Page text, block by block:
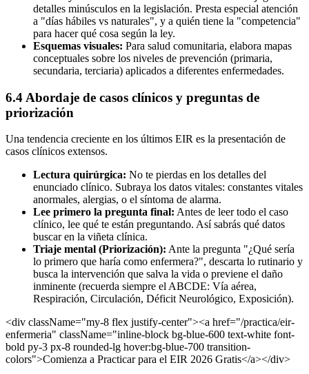
detalles minúsculos en la legislación. Presta especial atención
a "días hábiles vs naturales", y a quién tiene la "competencia"
para hacer qué cosa según la ley.
Esquemas visuales: Para salud comunitaria, elabora mapas
conceptuales sobre los niveles de prevención (primaria,
secundaria, terciaria) aplicados a diferentes enfermedades.
6.4 Abordaje de casos clínicos y preguntas de
priorización
Una tendencia creciente en los últimos EIR es la presentación de
casos clínicos extensos.
Lectura quirúrgica: No te pierdas en los detalles del
enunciado clínico. Subraya los datos vitales: constantes vitales
anormales, alergias, o el síntoma de alarma.
Lee primero la pregunta final: Antes de leer todo el caso
clínico, lee qué te están preguntando. Así sabrás qué datos
buscar en la viñeta clínica.
Triaje mental (Priorización): Ante la pregunta "¿Qué sería
lo primero que haría como enfermera?", descarta lo rutinario y
busca la intervención que salva la vida o previene el daño
inminente (recuerda siempre el ABCDE: Vía aérea,
Respiración, Circulación, Déficit Neurológico, Exposición).
<div className="my-8 flex justify-center"><a href="/practica/eir-
enfermeria" className="inline-block bg-blue-600 text-white font-
bold py-3 px-8 rounded-lg hover:bg-blue-700 transition-
colors">Comienza a Practicar para el EIR 2026 Gratis</a></div>